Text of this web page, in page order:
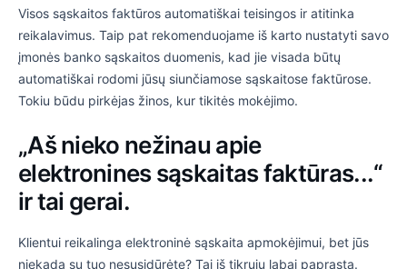
Visos sąskaitos faktūros automatiškai teisingos ir atitinka
reikalavimus. Taip pat rekomenduojame iš karto nustatyti savo
įmonės banko sąskaitos duomenis, kad jie visada būtų
automatiškai rodomi jūsų siunčiamose sąskaitose faktūrose.
Tokiu būdu pirkėjas žinos, kur tikitės mokėjimo.
„Aš nieko nežinau apie
elektronines sąskaitas faktūras...“
ir tai gerai.
Klientui reikalinga elektroninė sąskaita apmokėjimui, bet jūs
niekada su tuo nesusidūrėte? Tai iš tikrųjų labai paprasta.